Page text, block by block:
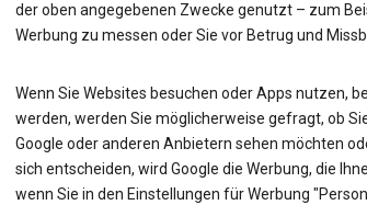
der oben angegebenen Zwecke genutzt – zum
Werbung zu messen oder Sie vor Betrug und
Wenn Sie Websites besuchen oder Apps nutzen,
werden, werden Sie möglicherweise gefragt, ob
Google oder anderen Anbietern sehen möchten
sich entscheiden, wird Google die Werbung, die
wenn Sie in den Einstellungen für Werbung